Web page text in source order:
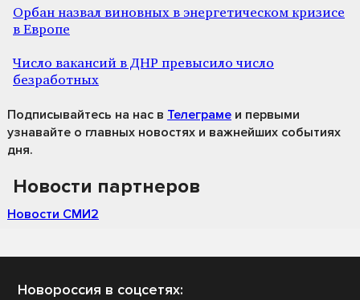
Орбан назвал виновных в энергетическом кризисе
в Европе
Число вакансий в ДНР превысило число
безработных
Подписывайтесь на нас в Телеграме и первыми
узнавайте о главных новостях и важнейших событиях
дня.
Новости партнеров
Новости СМИ2
Новороссия в соцсетях: